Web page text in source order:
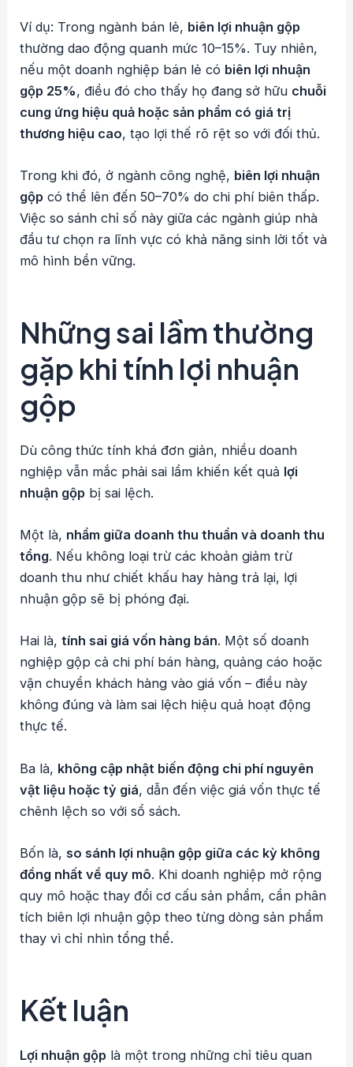
Ví dụ: Trong ngành bán lẻ, biên lợi nhuận gộp
thường dao động quanh mức 10–15%. Tuy nhiên,
nếu một doanh nghiệp bán lẻ có biên lợi nhuận
gộp 25%, điều đó cho thấy họ đang sở hữu chuỗi
cung ứng hiệu quả hoặc sản phẩm có giá trị
thương hiệu cao, tạo lợi thế rõ rệt so với đối thủ.
Trong khi đó, ở ngành công nghệ, biên lợi nhuận
gộp có thể lên đến 50–70% do chi phí biên thấp.
Việc so sánh chỉ số này giữa các ngành giúp nhà
đầu tư chọn ra lĩnh vực có khả năng sinh lời tốt và
mô hình bền vững.
Những sai lầm thường
gặp khi tính lợi nhuận
gộp
Dù công thức tính khá đơn giản, nhiều doanh
nghiệp vẫn mắc phải sai lầm khiến kết quả lợi
nhuận gộp bị sai lệch.
Một là, nhầm giữa doanh thu thuần và doanh thu
tổng. Nếu không loại trừ các khoản giảm trừ
doanh thu như chiết khấu hay hàng trả lại, lợi
nhuận gộp sẽ bị phóng đại.
Hai là,tính sai giá vốn hàng bán. Một số doanh
nghiệp gộp cả chi phí bán hàng, quảng cáo hoặc
vận chuyển khách hàng vào giá vốn – điều này
không đúng và làm sai lệch hiệu quả hoạt động
thực tế.
Ba là, không cập nhật biến động chi phí nguyên
vật liệu hoặc tỷ giá, dẫn đến việc giá vốn thực tế
chênh lệch so với sổ sách.
Bốn là, so sánh lợi nhuận gộp giữa các kỳ không
đồng nhất về quy mô. Khi doanh nghiệp mở rộng
quy mô hoặc thay đổi cơ cấu sản phẩm, cần phân
tích biên lợi nhuận gộp theo từng dòng sản phẩm
thay vì chỉ nhìn tổng thể.
Kết luận
Lợi nhuận gộp là một trong những chỉ tiêu quan